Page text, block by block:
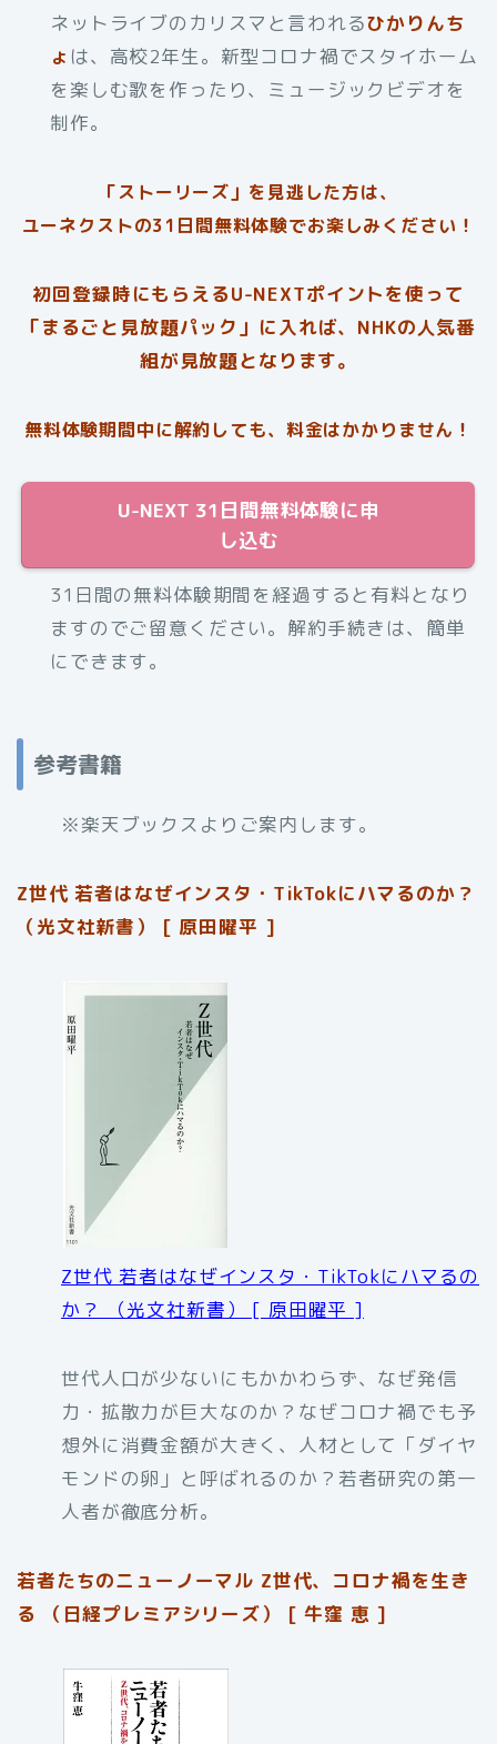
ネットライブのカリスマと言われるひかりんち
ょ は、高校2年生。新型コロナ禍でスタイホーム
を楽しむ歌を作ったり、ミュージックビデオを
制作。
「ストーリーズ」を見逃した方は、
ユーネクストの31日間無料体験でお楽しみください！
初回登録時にもらえるU-NEXTポイントを使って
「まるごと見放題パック」に入れば、NHKの人気番
組が見放題となります。
無料体験期間中に解約しても、料金はかかりません！
U-NEXT 31日間無料体験に申
し込む
31日間の無料体験期間を経過すると有料となり
ますのでご留意ください。解約手続きは、簡単
にできます。
参考書籍
※楽天ブックスよりご案内します。
Z世代 若者はなぜインスタ・TikTokにハマるのか？
（光文社新書） [ 原田曜平 ]
Z世代 若者はなぜインスタ・TikTokにハマるの
か？ （光文社新書） [ 原田曜平 ]
世代人口が少ないにもかかわらず、なぜ発信
力・拡散力が巨大なのか？なぜコロナ禍でも予
想外に消費金額が大きく、人材として「ダイヤ
モンドの卵」と呼ばれるのか？若者研究の第一
人者が徹底分析。
若者たちのニューノーマル Z世代、コロナ禍を生き
る （日経プレミアシリーズ） [ 牛窪 恵 ]